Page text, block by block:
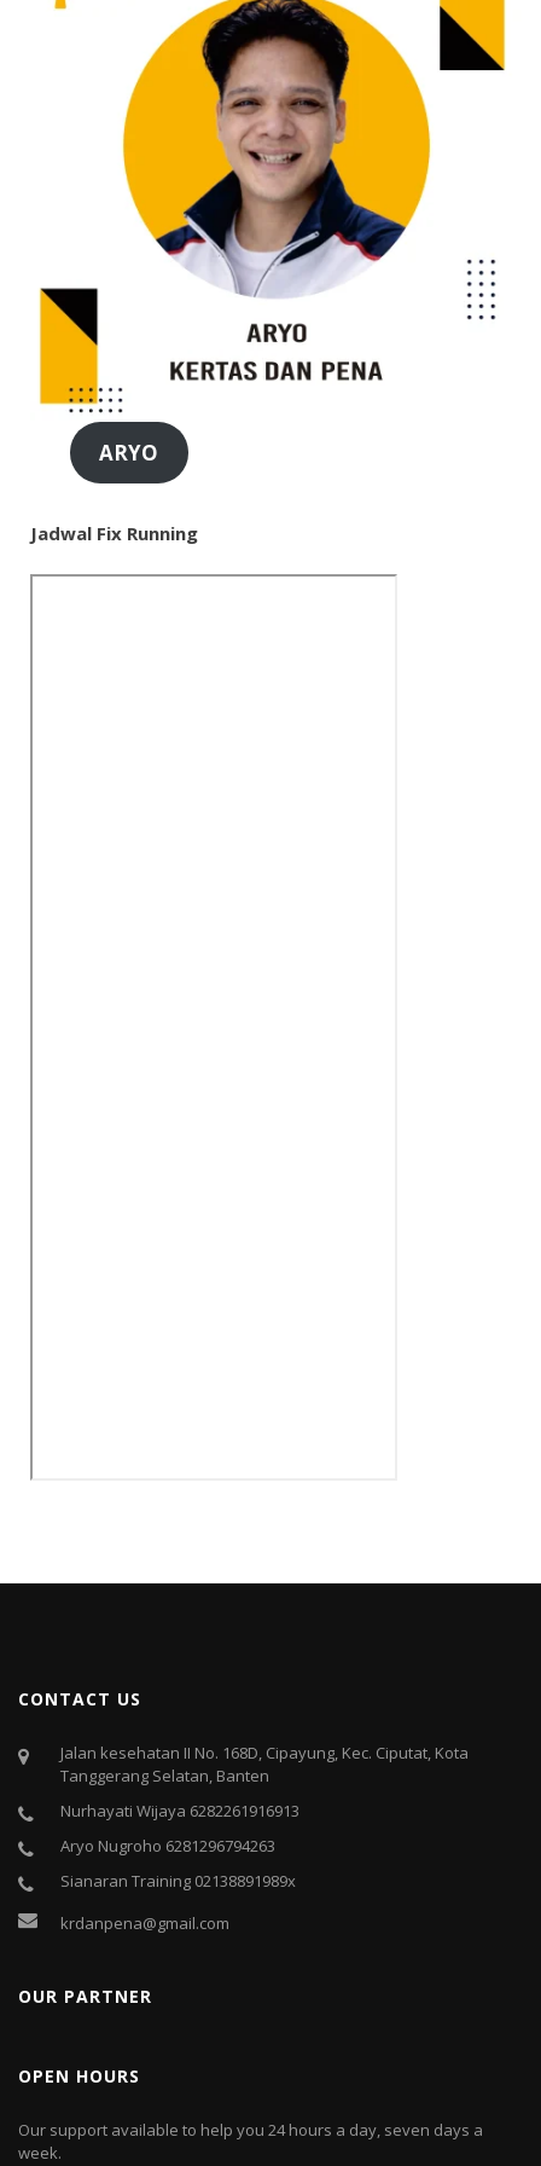
ARYO
Jadwal Fix Running
CONTACT US
Jalan kesehatan II No. 168D, Cipayung, Kec. Ciputat, Kota
Tanggerang Selatan, Banten
Nurhayati Wijaya 6282261916913
Aryo Nugroho 6281296794263
Sianaran Training 02138891989x
krdanpena@gmail.com
OUR PARTNER
OPEN HOURS
Our support available to help you 24 hours a day, seven days a
week.